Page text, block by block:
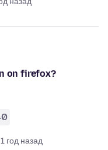
on firefox?
год назад